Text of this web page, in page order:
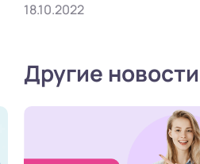
18.10.2022
Другие новости